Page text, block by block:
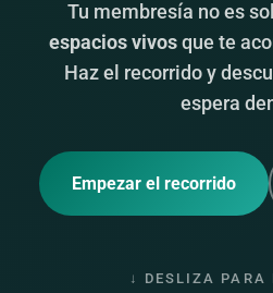
Tu membresía no es
espacios vivos que te
Haz el recorrido y
espera
Empezar el recorrido
↓ DESLIZA PARA